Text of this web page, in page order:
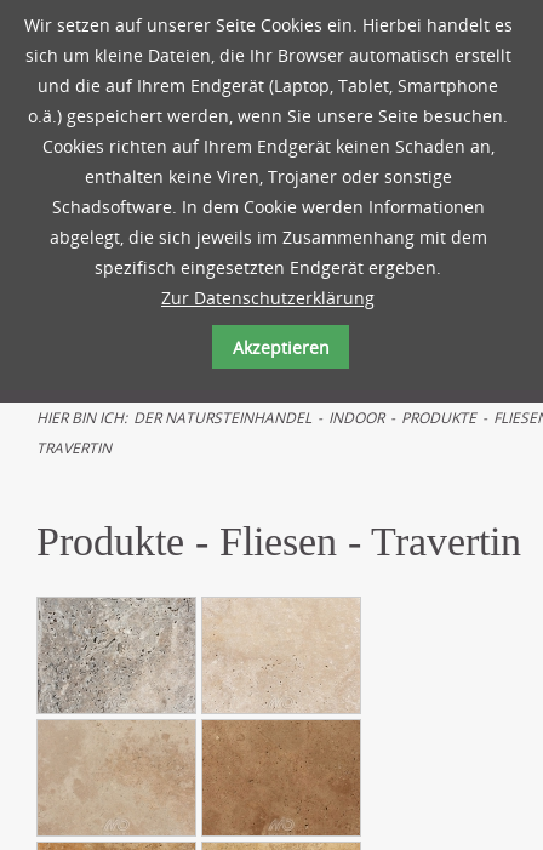
HIER BIN ICH: DER NATURSTEINHANDEL - INDOOR - PRODUKTE -
TRAVERTIN
Produkte - Fliesen - Travertin
Wir setzen auf unserer Seite Cookies ein. Hierbei handelt es
sich um kleine Dateien, die Ihr Browser automatisch erstellt
und die auf Ihrem Endgerät (Laptop, Tablet, Smartphone
o.ä.) gespeichert werden, wenn Sie unsere Seite besuchen.
Cookies richten auf Ihrem Endgerät keinen Schaden an,
enthalten keine Viren, Trojaner oder sonstige
Schadsoftware. In dem Cookie werden Informationen
abgelegt, die sich jeweils im Zusammenhang mit dem
spezifisch eingesetzten Endgerät ergeben.
Zur Datenschutzerklärung
Akzeptieren